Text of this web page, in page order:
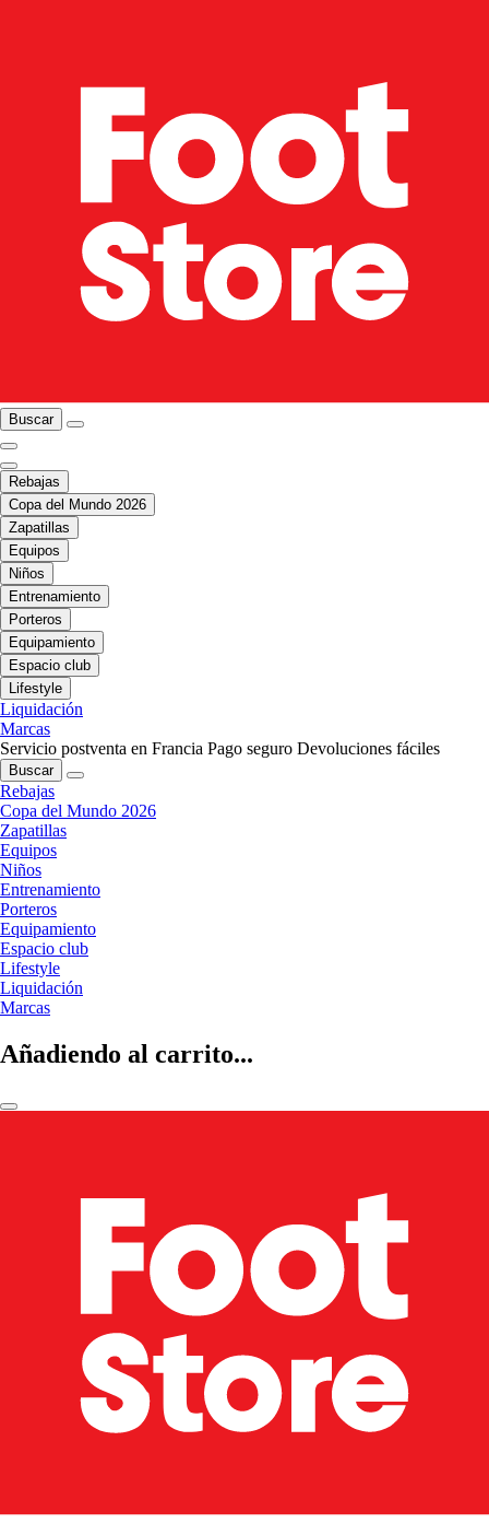
Buscar
Rebajas
Copa del Mundo 2026
Zapatillas
Equipos
Niños
Entrenamiento
Porteros
Equipamiento
Espacio club
Lifestyle
Liquidación
Marcas
Servicio postventa en Francia Pago seguro Devoluciones fáciles
Buscar
Rebajas
Copa del Mundo 2026
Zapatillas
Equipos
Niños
Entrenamiento
Porteros
Equipamiento
Espacio club
Lifestyle
Liquidación
Marcas
Añadiendo al carrito...